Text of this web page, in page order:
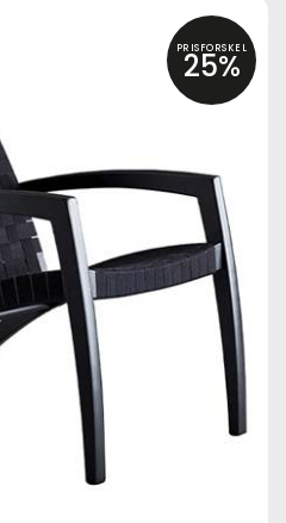
PRISFORSKEL
25%